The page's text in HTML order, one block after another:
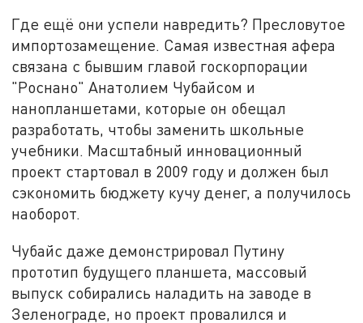
Где ещё они успели навредить? Пресловутое
импортозамещение. Самая известная афера
связана с бывшим главой госкорпорации
"Роснано" Анатолием Чубайсом и
нанопланшетами, которые он обещал
разработать, чтобы заменить школьные
учебники. Масштабный инновационный
проект стартовал в 2009 году и должен был
сэкономить бюджету кучу денег, а получилось
наоборот.
Чубайс даже демонстрировал Путину
прототип будущего планшета, массовый
выпуск собирались наладить на заводе в
Зеленограде, но проект провалился и